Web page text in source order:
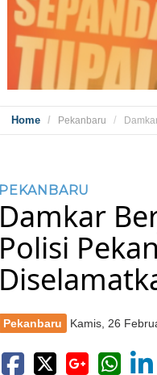
Home Pekanbaru
PEKANBARU
Damkar
Polisi
Pekanbaru Kamis, 26